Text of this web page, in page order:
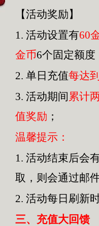
【活动奖励】
1. 活动设置有60
金币6个固定额度
2. 单日充值每达
3. 活动期间累计
值奖励 ；
温馨提示：
1. 活动结束后会
取，则会通过邮
2. 活动每日刷新
三、充值大回馈